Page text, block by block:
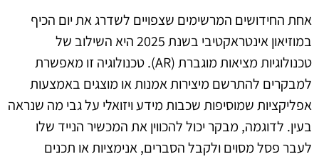
אחת החידושים המרשימים שצפויים לשדרג את יום הכיף
במוזיאון אינטראקטיבי בשנת 2025 היא השילוב של
טכנולוגיות מציאות מוגברת (AR). טכנולוגיה זו מאפשרת
למבקרים להתרשם מיצירות אמנות או מוצגים באמצעות
אפליקציות שמוסיפות שכבות מידע ויזואלי על גבי מה שנראה
בעין. לדוגמה, מבקר יכול להכווין את המכשיר הנייד שלו
לעבר פסל מסוים ולקבל הסברים, אנימציות או תכנים